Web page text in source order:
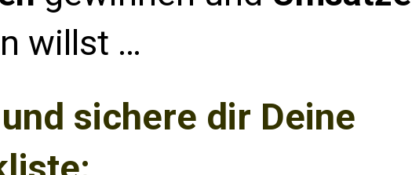
willst …
sichere dir Deine